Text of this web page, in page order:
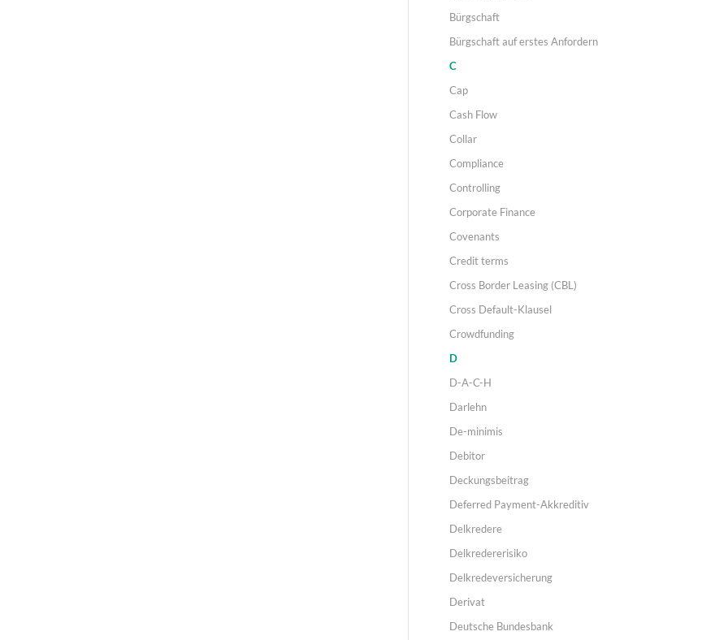
Bürgschaft
Bürgschaft auf erstes Anfordern
C
Cap
Cash Flow
Collar
Compliance
Controlling
Corporate Finance
Covenants
Credit terms
Cross Border Leasing (CBL)
Cross Default-Klausel
Crowdfunding
D
D-A-C-H
Darlehn
De-minimis
Debitor
Deckungsbeitrag
Deferred Payment-Akkreditiv
Delkredere
Delkredererisiko
Delkredeversicherung
Derivat
Deutsche Bundesbank